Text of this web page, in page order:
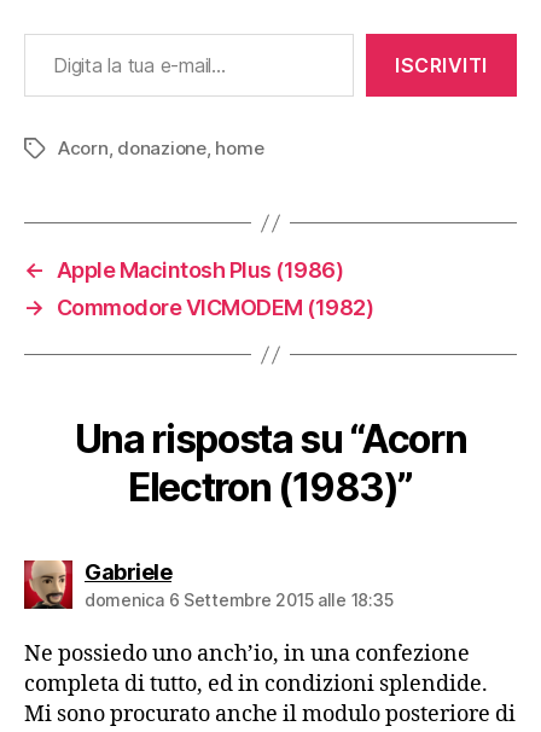
Digita la tua e-mail...
ISCRIVITI
Tag Acorn, donazione, home
← Apple Macintosh Plus (1986)
→
Commodore VICMODEM (1982)
Una risposta su “Acorn
Electron (1983)”
Gabrieledice:
domenica 6 Settembre 2015 alle 18:35
Ne possiedo uno anch’io, in una confezione
completa di tutto, ed in condizioni splendide.
Mi sono procurato anche il modulo posteriore di